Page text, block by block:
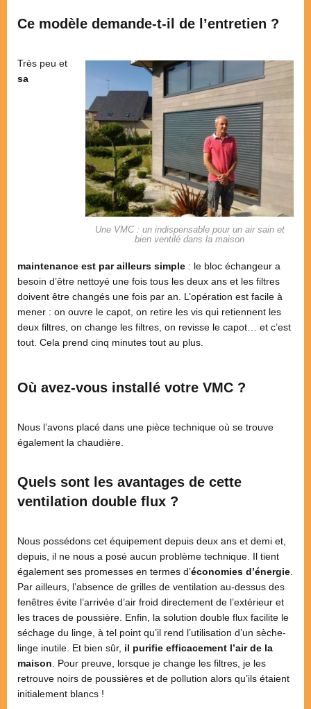
Ce modèle demande-t-il de l’entretien ?
Une VMC : un indispensable pour un air sain et
bien ventilé dans la maison
Très peu et
sa
maintenance est par ailleurs simple : le bloc échangeur a
besoin d’être nettoyé une fois tous les deux ans et les filtres
doivent être changés une fois par an. L’opération est facile à
mener : on ouvre le capot, on retire les vis qui retiennent les
deux filtres, on change les filtres, on revisse le capot… et c’est
tout. Cela prend cinq minutes tout au plus.
Où avez-vous installé votre VMC ?
Nous l’avons placé dans une pièce technique où se trouve
également la chaudière.
Quels sont les avantages de cette
ventilation double flux ?
Nous possédons cet équipement depuis deux ans et demi et,
depuis, il ne nous a posé aucun problème technique. Il tient
également ses promesses en termes d’économies d’énergie.
Par ailleurs, l’absence de grilles de ventilation au-dessus des
fenêtres évite l’arrivée d’air froid directement de l’extérieur et
les traces de poussière. Enfin, la solution double flux facilite le
séchage du linge, à tel point qu’il rend l’utilisation d’un sèche-
linge inutile. Et bien sûr, il purifie efficacement l’air de la
maison. Pour preuve, lorsque je change les filtres, je les
retrouve noirs de poussières et de pollution alors qu’ils étaient
initialement blancs !